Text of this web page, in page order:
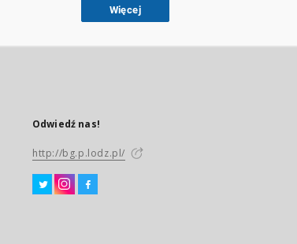
Więcej
Odwiedź nas!
http://bg.p.lodz.pl/